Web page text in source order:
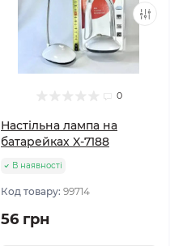
0
Настільна лампа на
батарейках X-7188
В наявності
Код товару: 99714
56 грн